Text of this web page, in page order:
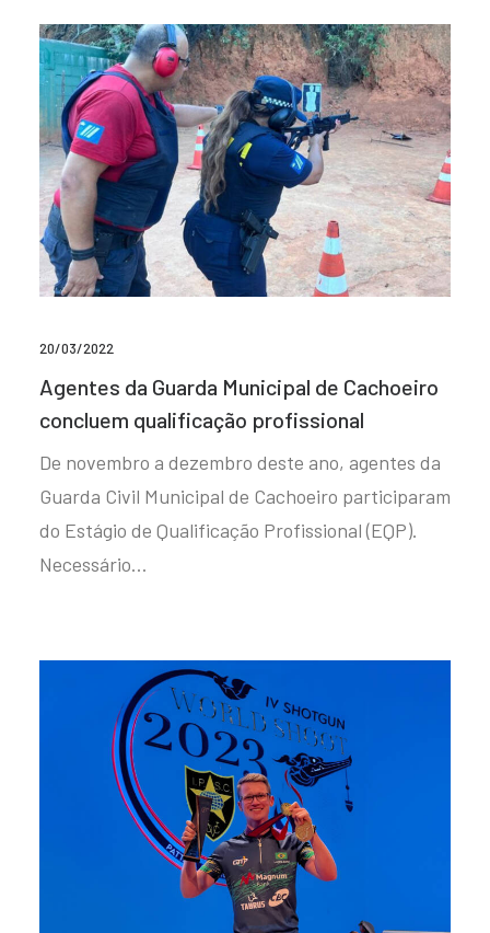
20/03/2022
Agentes da Guarda Municipal de Cachoeiro
concluem qualificação profissional
De novembro a dezembro deste ano, agentes da
Guarda Civil Municipal de Cachoeiro participaram
do Estágio de Qualificação Profissional (EQP).
Necessário…